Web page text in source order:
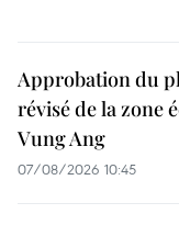
Approbation du
révisé de la zone
Vung Ang
07/08/2026 10:45